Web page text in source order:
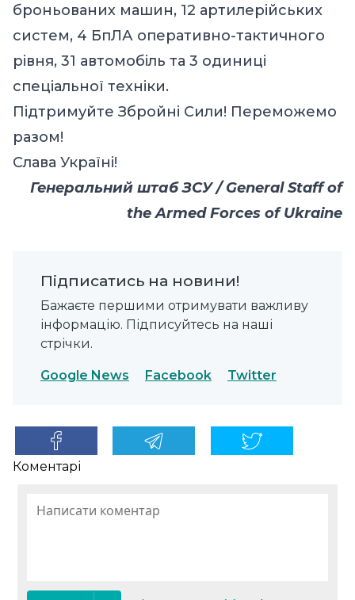
броньованих машин, 12 артилерійських
систем, 4 БпЛА оперативно-тактичного
рівня, 31 автомобіль та 3 одиниці
спеціальної техніки.
Підтримуйте Збройні Сили! Переможемо
разом!
Слава Україні!
Генеральний штаб ЗСУ / General Staff of
the Armed Forces of Ukraine
Підписатись на новини!
Бажаєте першими отримувати важливу
інформацію. Підписуйтесь на наші
стрічки.
Google News Facebook Twitter
Коментарі